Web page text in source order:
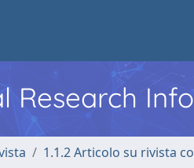
Research
1.1.2 Articolo su rivista